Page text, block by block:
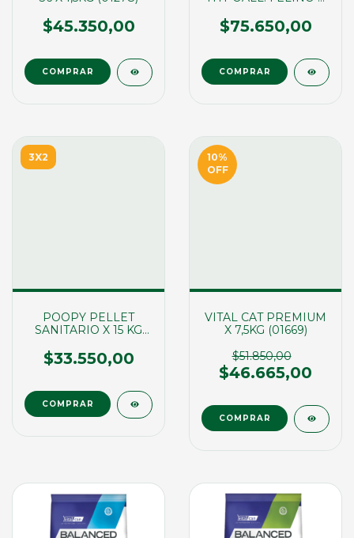
$45.350,00 $75.650,00
3X2
POOPY PELLET
SANITARIO X 15 KG
$33.550,00
10%
OFF
VITAL CAT PREMIUM
X 7,5KG (01669)
$51.850,00
$46.665,00